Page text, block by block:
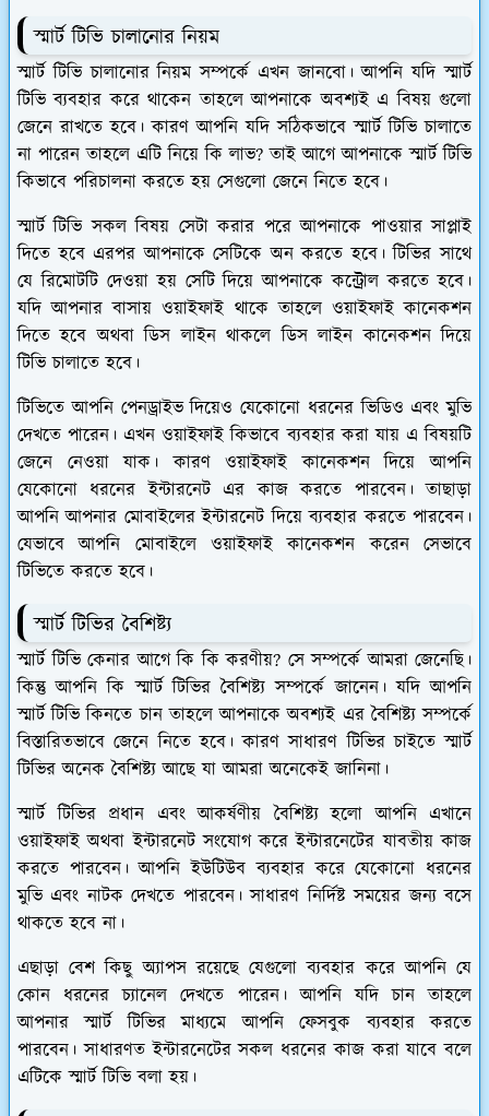
স্মার্ট টিভি চালানোর নিয়ম
স্মার্ট টিভি চালানোর নিয়ম সম্পর্কে এখন জানবো। আপনি যদি স্মার্ট
টিভি ব্যবহার করে থাকেন তাহলে আপনাকে অবশ্যই এ বিষয় গুলো
জেনে রাখতে হবে। কারণ আপনি যদি সঠিকভাবে স্মার্ট টিভি চালাতে
না পারেন তাহলে এটি নিয়ে কি লাভ? তাই আগে আপনাকে স্মার্ট টিভি
কিভাবে পরিচালনা করতে হয় সেগুলো জেনে নিতে হবে।
স্মার্ট টিভি সকল বিষয় সেটা করার পরে আপনাকে পাওয়ার সাপ্লাই
দিতে হবে এরপর আপনাকে সেটিকে অন করতে হবে। টিভির সাথে
যে রিমোটটি দেওয়া হয় সেটি দিয়ে আপনাকে কন্ট্রোল করতে হবে।
যদি আপনার বাসায় ওয়াইফাই থাকে তাহলে ওয়াইফাই কানেকশন
দিতে হবে অথবা ডিস লাইন থাকলে ডিস লাইন কানেকশন দিয়ে
টিভি চালাতে হবে।
টিভিতে আপনি পেনড্রাইভ দিয়েও যেকোনো ধরনের ভিডিও এবং মুভি
দেখতে পারেন। এখন ওয়াইফাই কিভাবে ব্যবহার করা যায় এ বিষয়টি
জেনে নেওয়া যাক। কারণ ওয়াইফাই কানেকশন দিয়ে আপনি
যেকোনো ধরনের ইন্টারনেট এর কাজ করতে পারবেন। তাছাড়া
আপনি আপনার মোবাইলের ইন্টারনেট দিয়ে ব্যবহার করতে পারবেন।
যেভাবে আপনি মোবাইলে ওয়াইফাই কানেকশন করেন সেভাবে
টিভিতে করতে হবে।
স্মার্ট টিভির বৈশিষ্ট্য
স্মার্ট টিভি কেনার আগে কি কি করণীয়? সে সম্পর্কে আমরা জেনেছি।
কিন্তু আপনি কি স্মার্ট টিভির বৈশিষ্ট্য সম্পর্কে জানেন। যদি আপনি
স্মার্ট টিভি কিনতে চান তাহলে আপনাকে অবশ্যই এর বৈশিষ্ট্য সম্পর্কে
বিস্তারিতভাবে জেনে নিতে হবে। কারণ সাধারণ টিভির চাইতে স্মার্ট
টিভির অনেক বৈশিষ্ট্য আছে যা আমরা অনেকেই জানিনা।
স্মার্ট টিভির প্রধান এবং আকর্ষণীয় বৈশিষ্ট্য হলো আপনি এখানে
ওয়াইফাই অথবা ইন্টারনেট সংযোগ করে ইন্টারনেটের যাবতীয় কাজ
করতে পারবেন। আপনি ইউটিউব ব্যবহার করে যেকোনো ধরনের
মুভি এবং নাটক দেখতে পারবেন। সাধারণ নির্দিষ্ট সময়ের জন্য বসে
থাকতে হবে না।
এছাড়া বেশ কিছু অ্যাপস রয়েছে যেগুলো ব্যবহার করে আপনি যে
কোন ধরনের চ্যানেল দেখতে পারেন। আপনি যদি চান তাহলে
আপনার স্মার্ট টিভির মাধ্যমে আপনি ফেসবুক ব্যবহার করতে
পারবেন। সাধারণত ইন্টারনেটের সকল ধরনের কাজ করা যাবে বলে
এটিকে স্মার্ট টিভি বলা হয়।